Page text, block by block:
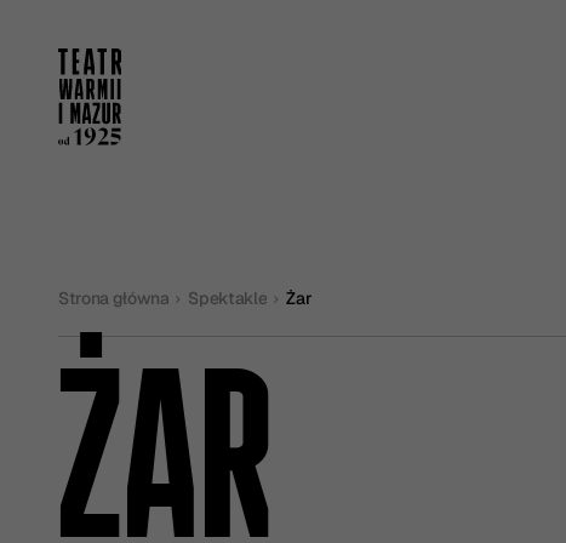
Strona główna Spektakle Żar
ŻAR